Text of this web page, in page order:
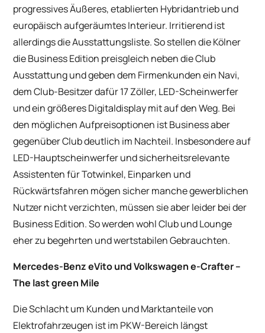
progressives Äußeres, etablierten Hybridantrieb und
europäisch aufgeräumtes Interieur. Irritierend ist
allerdings die Ausstattungsliste. So stellen die Kölner
die Business Edition preisgleich neben die Club
Ausstattung und geben dem Firmenkunden ein Navi,
dem Club-Besitzer dafür 17 Zöller, LED-Scheinwerfer
und ein größeres Digitaldisplay mit auf den Weg. Bei
den möglichen Aufpreisoptionen ist Business aber
gegenüber Club deutlich im Nachteil. Insbesondere auf
LED-Hauptscheinwerfer und sicherheitsrelevante
Assistenten für Totwinkel, Einparken und
Rückwärtsfahren mögen sicher manche gewerblichen
Nutzer nicht verzichten, müssen sie aber leider bei der
Business Edition. So werden wohl Club und Lounge
eher zu begehrten und wertstabilen Gebrauchten.
Mercedes-Benz eVito und Volkswagen e-Crafter –
The last green Mile
Die Schlacht um Kunden und Marktanteile von
Elektrofahrzeugen ist im PKW-Bereich längst